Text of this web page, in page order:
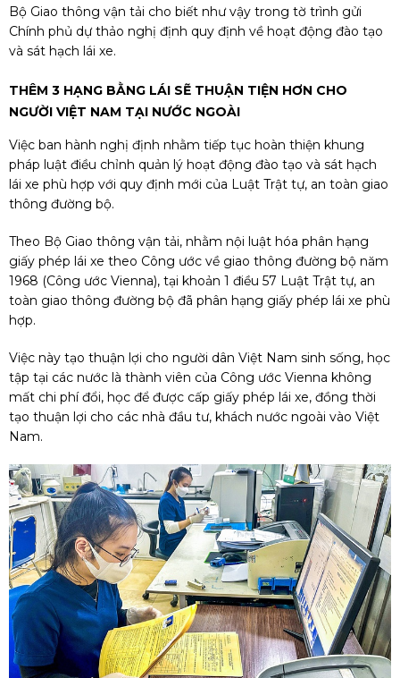
Bộ Giao thông vận tải cho biết như vậy trong tờ trình gửi
Chính phủ dự thảo nghị định quy định về hoạt động đào tạo
và sát hạch lái xe.
THÊM 3 HẠNG BẰNG LÁI SẼ THUẬN TIỆN HƠN CHO
NGƯỜI VIỆT NAM TẠI NƯỚC NGOÀI
Việc ban hành nghị định nhằm tiếp tục hoàn thiện khung
pháp luật điều chỉnh quản lý hoạt động đào tạo và sát hạch
lái xe phù hợp với quy định mới của Luật Trật tự, an toàn giao
thông đường bộ.
Theo Bộ Giao thông vận tải, nhằm nội luật hóa phân hạng
giấy phép lái xe theo Công ước về giao thông đường bộ năm
1968 (Công ước Vienna), tại khoản 1 điều 57 Luật Trật tự, an
toàn giao thông đường bộ đã phân hạng giấy phép lái xe phù
hợp.
Việc này tạo thuận lợi cho người dân Việt Nam sinh sống, học
tập tại các nước là thành viên của Công ước Vienna không
mất chi phí đổi, học để được cấp giấy phép lái xe, đồng thời
tạo thuận lợi cho các nhà đầu tư, khách nước ngoài vào Việt
Nam.